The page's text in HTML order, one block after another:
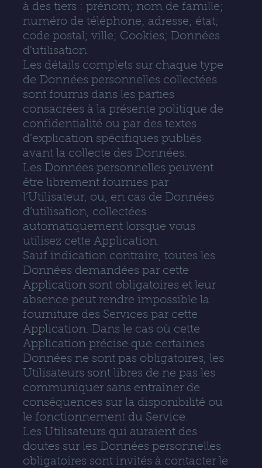
à des tiers : prénom; nom de famille;
numéro de téléphone; adresse; état;
code postal; ville; Cookies; Données
d'utilisation.
Les détails complets sur chaque type
de Données personnelles collectées
sont fournis dans les parties
consacrées à la présente politique de
confidentialité ou par des textes
d’explication spécifiques publiés
avant la collecte des Données.
Les Données personnelles peuvent
être librement fournies par
l’Utilisateur, ou, en cas de Données
d’utilisation, collectées
automatiquement lorsque vous
utilisez cette Application.
Sauf indication contraire, toutes les
Données demandées par cette
Application sont obligatoires et leur
absence peut rendre impossible la
fourniture des Services par cette
Application. Dans le cas où cette
Application précise que certaines
Données ne sont pas obligatoires, les
Utilisateurs sont libres de ne pas les
communiquer sans entraîner de
conséquences sur la disponibilité ou
le fonctionnement du Service.
Les Utilisateurs qui auraient des
doutes sur les Données personnelles
obligatoires sont invités à contacter le